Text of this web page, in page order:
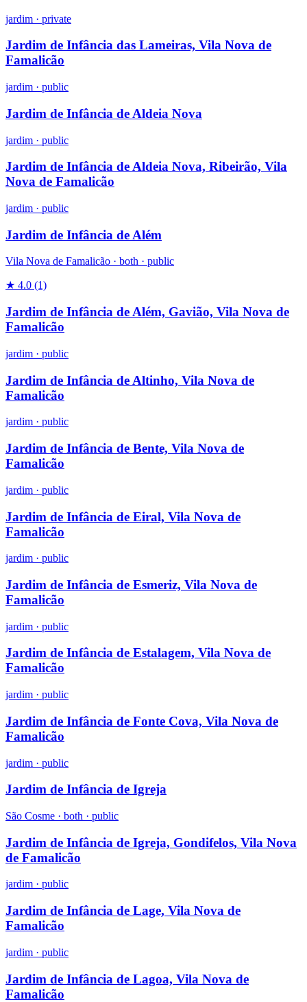
jardim · private
Jardim de Infância das Lameiras, Vila Nova de
Famalicão
jardim · public
Jardim de Infância de Aldeia Nova
jardim · public
Jardim de Infância de Aldeia Nova, Ribeirão, Vila
Nova de Famalicão
jardim · public
Jardim de Infância de Além
Vila Nova de Famalicão · both · public
★ 4.0 (1)
Jardim de Infância de Além, Gavião, Vila Nova de
Famalicão
jardim · public
Jardim de Infância de Altinho, Vila Nova de
Famalicão
jardim · public
Jardim de Infância de Bente, Vila Nova de
Famalicão
jardim · public
Jardim de Infância de Eiral, Vila Nova de
Famalicão
jardim · public
Jardim de Infância de Esmeriz, Vila Nova de
Famalicão
jardim · public
Jardim de Infância de Estalagem, Vila Nova de
Famalicão
jardim · public
Jardim de Infância de Fonte Cova, Vila Nova de
Famalicão
jardim · public
Jardim de Infância de Igreja
São Cosme · both · public
Jardim de Infância de Igreja, Gondifelos, Vila Nova
de Famalicão
jardim · public
Jardim de Infância de Lage, Vila Nova de
Famalicão
jardim · public
Jardim de Infância de Lagoa, Vila Nova de
Famalicão